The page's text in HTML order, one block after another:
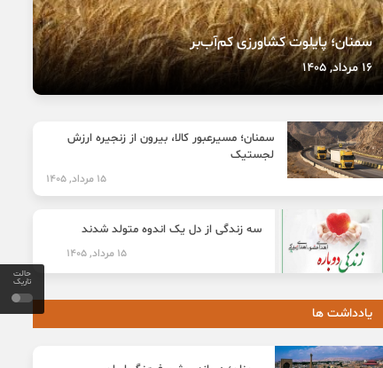
حالت
تاریک
سمنان؛ پایلوت کشاورزی کم‌آب‌بر
16 مرداد, 1405
سمنان؛ مسیرعبور کالا، بیرون از زنجیره ارزش
لجستیک
15 مرداد, 1405
سه زندگی از دل یک اندوه متولد شدند
15 مرداد, 1405
یادداشت ها